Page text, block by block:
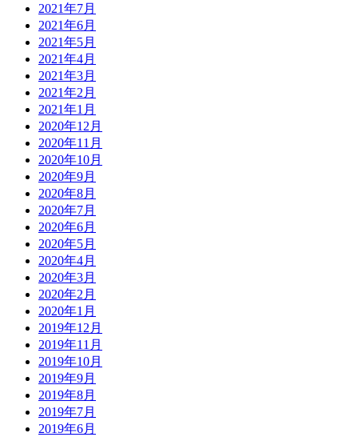
2021年7月
2021年6月
2021年5月
2021年4月
2021年3月
2021年2月
2021年1月
2020年12月
2020年11月
2020年10月
2020年9月
2020年8月
2020年7月
2020年6月
2020年5月
2020年4月
2020年3月
2020年2月
2020年1月
2019年12月
2019年11月
2019年10月
2019年9月
2019年8月
2019年7月
2019年6月